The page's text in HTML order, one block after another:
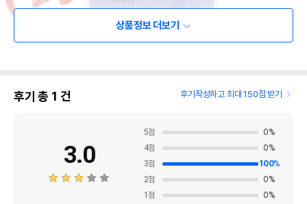
상품정보 더보기
후기 총 1 건 후기작성하고 최대 150점 받기
3.0
5점 0%
4점 0%
3점 100%
2점 0%
1 점 0%